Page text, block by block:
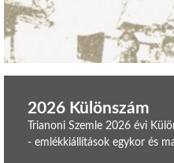
2026 Különszám
Trianoni Szemle 2026 évi
- emlékkiállítások egykor és